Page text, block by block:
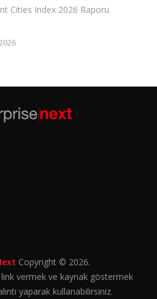
Cities Index 2026 Raporu
Copyright © 2026.
vermek ve kaynak göstermek
yaparak kullanabilirsiniz.